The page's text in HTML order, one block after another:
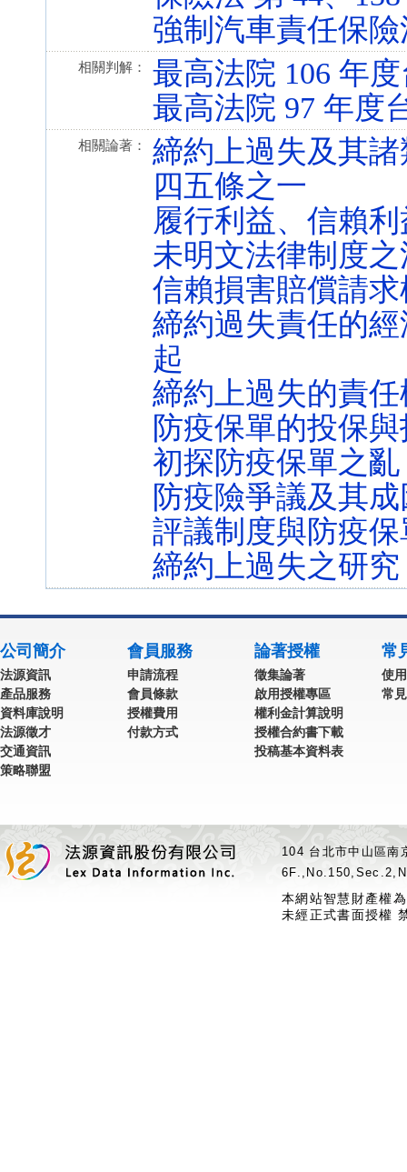
強制汽車責任保險
相關判解：
最高法院 106 年
最高法院 97 年度
相關論著：
締約上過失及其
四五條之一
履行利益、信賴利
未明文法律制度
信賴損害賠償請
締約過失責任的
起
締約上過失的責
防疫保單的投保
初探防疫保單之亂
防疫險爭議及其
評議制度與防疫
締約上過失之研究
公司簡介
法源資訊
產品服務
資料庫說明
法源徵才
交通資訊
策略聯盟
會員服務
申請流程
會員條款
授權費用
付款方式
論著授權
徵集論著
啟用授權專區
權利金計算說明
授權合約書下載
投稿基本資料表
常
使
常
104 台北市中山區
本網站智慧財產權
未經正式書面授權